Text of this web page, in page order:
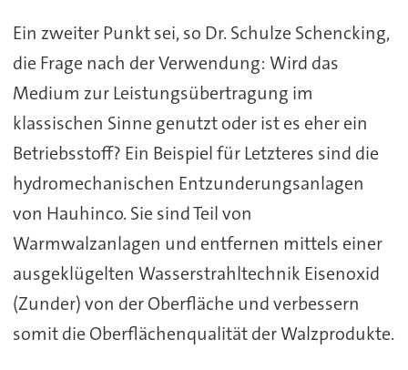
Ein zweiter Punkt sei, so Dr. Schulze Schencking,
die Frage nach der Verwendung: Wird das
Medium zur Leistungsübertragung im
klassischen Sinne genutzt oder ist es eher ein
Betriebsstoff? Ein Beispiel für Letzteres sind die
hydromechanischen Entzunderungsanlagen
von Hauhinco. Sie sind Teil von
Warmwalzanlagen und entfernen mittels einer
ausgeklügelten Wasserstrahltechnik Eisenoxid
(Zunder) von der Oberfläche und verbessern
somit die Oberflächenqualität der Walzprodukte.